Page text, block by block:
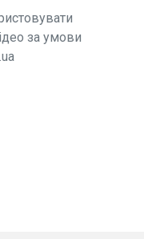
за умови